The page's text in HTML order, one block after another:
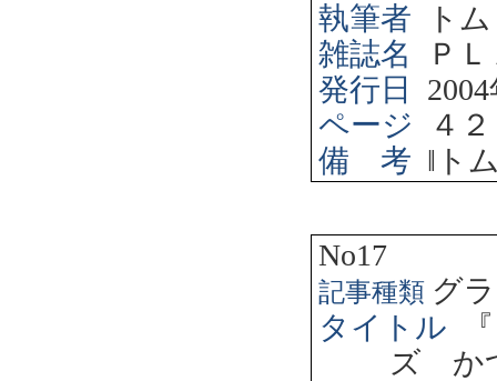
執筆者
ト
雑誌名
Ｐ
発行日
2004
ページ
４
備 考 ‖ ト
No17
記事種類 グ
タイトル
ズ か